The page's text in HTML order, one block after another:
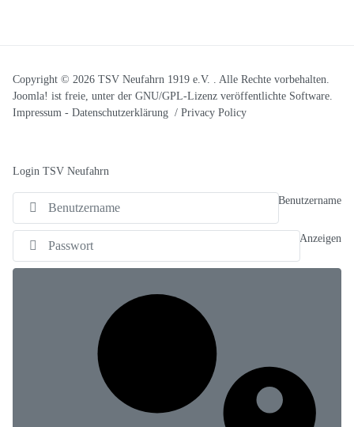
Copyright © 2026 TSV Neufahrn 1919 e.V. . Alle Rechte vorbehalten.
Joomla! ist freie, unter der GNU/GPL-Lizenz veröffentlichte Software.
Impressum - Datenschutzerklärung / Privacy Policy
Login TSV Neufahrn
Benutzername
Anzeigen